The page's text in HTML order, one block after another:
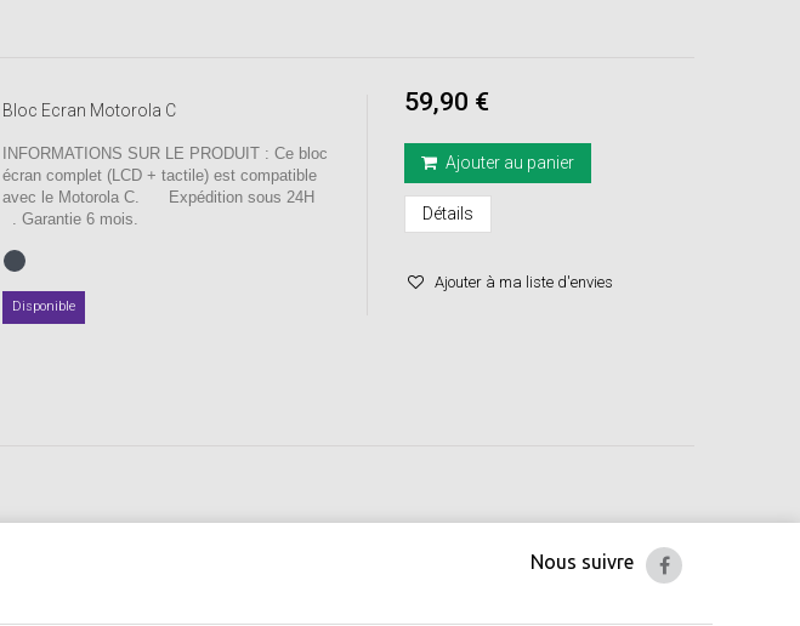
Bloc Ecran Motorola C
INFORMATIONS SUR LE PRODUIT : Ce bloc
écran complet (LCD + tactile) est compatible
avec le Motorola C. Expédition sous 24H
. Garantie 6 mois.
Disponible
59,90 €
Ajouter au panier
Détails
Ajouter à ma liste d'envies
Nous suivre